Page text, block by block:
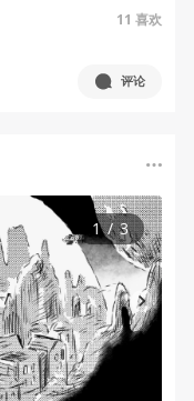
11 喜欢
评论
1/3